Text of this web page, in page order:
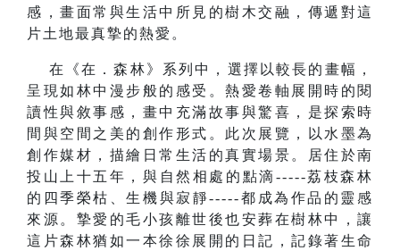
感，畫面常與生活中所見的樹木交融，傳遞對這
片土地最真摯的熱愛。
在《在．森林》系列中，選擇以較長的畫幅，
呈現如林中漫步般的感受。熱愛卷軸展開時的閱
讀性與敘事感，畫中充滿故事與驚喜，是探索時
間與空間之美的創作形式。此次展覽，以水墨為
創作媒材，描繪日常生活的真實場景。居住於南
投山上十五年，與自然相處的點滴-----荔枝森林
的四季榮枯、生機與寂靜-----都成為作品的靈感
來源。摯愛的毛小孩離世後也安葬在樹林中，讓
這片森林猶如一本徐徐展開的日記，記錄著生命